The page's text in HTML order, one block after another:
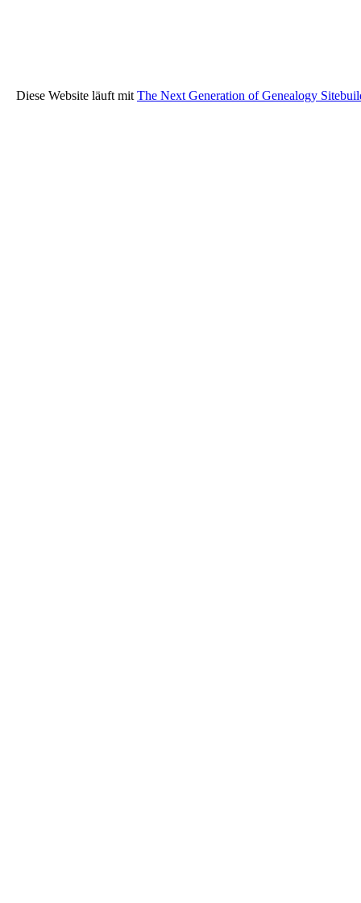
Diese Website läuft mit The Next Generation of Genealogy